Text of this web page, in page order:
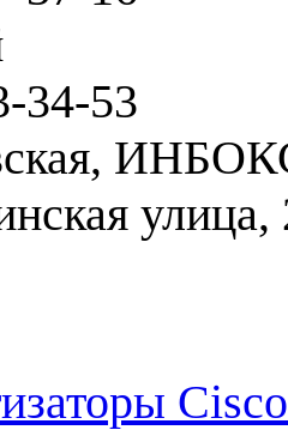
34-53
улица,
Cisco